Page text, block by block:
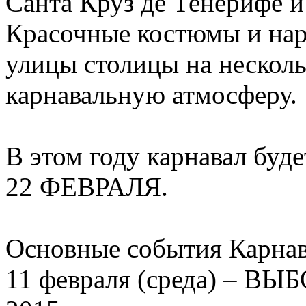
Красочные костюмы и
улицы столицы на
карнавальную атмосферу.
В этом году карнавал
22 ФЕВРАЛЯ.
Основные события
11 февраля (среда) –